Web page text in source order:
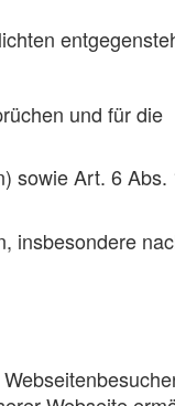
und für die
sowie Art. 6 Abs.
insbesondere